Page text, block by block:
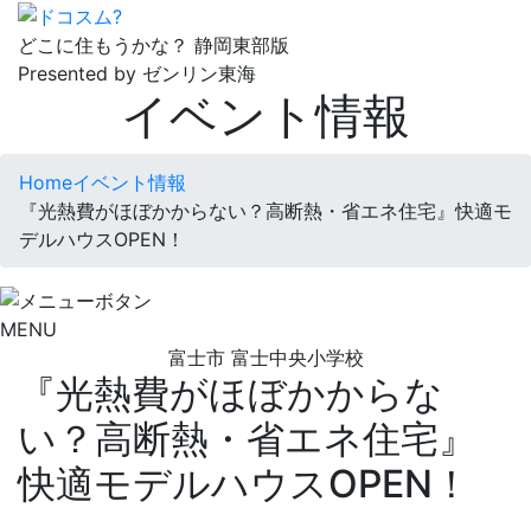
どこに住もうかな？ 静岡東部版
Presented by ゼンリン東海
イベント情報
Homeイベント情報
『光熱費がほぼかからない？高断熱・省エネ住宅』快適モ
デルハウスOPEN！
MENU
富士市 富士中央小学校
『光熱費がほぼかからな
い？高断熱・省エネ住宅』
快適モデルハウスOPEN！